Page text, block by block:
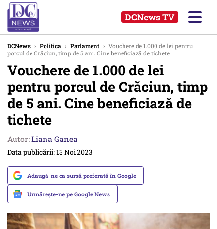
DCNews TV
DCNews › Politica › Parlament › Vouchere de 1.000 de lei pentru
porcul de Crăciun, timp de 5 ani. Cine beneficiază de tichete
Vouchere de 1.000 de lei
pentru porcul de Crăciun, timp
de 5 ani. Cine beneficiază de
tichete
Autor:Liana Ganea
Data publicării: 13 Noi 2023
Adaugă-ne ca sursă preferată în Google
Urmărește-ne pe Google News